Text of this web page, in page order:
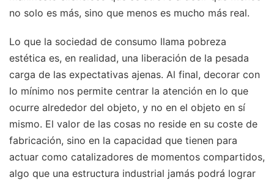
no solo es más, sino que menos es mucho más real.
Lo que la sociedad de consumo llama pobreza
estética es, en realidad, una liberación de la pesada
carga de las expectativas ajenas. Al final, decorar con
lo mínimo nos permite centrar la atención en lo que
ocurre alrededor del objeto, y no en el objeto en sí
mismo. El valor de las cosas no reside en su coste de
fabricación, sino en la capacidad que tienen para
actuar como catalizadores de momentos compartidos,
algo que una estructura industrial jamás podrá lograr